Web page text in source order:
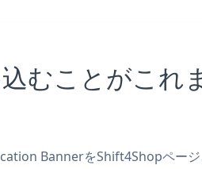
ことがこれ
BannerをShift4Shopページ